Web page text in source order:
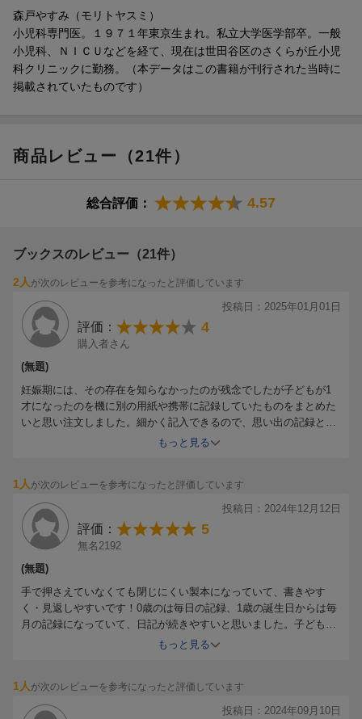
た。
いつの日かお子様が大人になり、巣立つとき、そっとこの本を渡
してあげてください。
妊娠がわかったとき、赤ちゃんが誕生したときの感動を記録
おなかの中の赤ちゃんとの日々を
10カ月間の旅のあいだに感じた妊娠がわかったときの気持ちやど
んなパパとママになりたいか？など、初心を忘れないよう今感じ
ている大切な気持ちを書きとめておきましょう。
いつか子どもに話してあげたい生まれた日のこと
待ちに待った赤ちゃんに会うことができた日。
はじめて赤ちゃんを見たときの気持ちや生まれたときの思い出な
ど、たくさん頑張ったあなたの出産ストーリーと、小さな赤ちゃ
んと過ごすあたたかな日々を、書きとめておきましょう。
0歳から12歳までの日々の成長を記録
見開きの週間カレンダーは毎日の授乳や排泄など細かく記録した
り、悩みや感じたことを自由に書き込めます。
★妊娠期の思い出を記録
妊娠がわかったときのうれしい気持ち、おなかのベビーとすごし
た日々、妊婦検診の記録、
ベビーのお名前候補、出産準備リストなど、使えるフォーマット
★誕生時の感動を自分らしく記録
出産までのエピソード、その日の印象的なできごとなど、自分や
マットをご用意。毎日刻々と変わる0歳児ベビーの成長を楽しく書
★1歳から3歳までは月ごとに4歳から12歳までは1年ごとに成長を
記録
思わず笑ってしまったこと、日々の小さな発見、そのときのお気
に入りなどをどんどん書いていきましょう。
★はじめて「できた! 」記念日や行事などを記録できるメモリアル
ページ
笑った、立った、しゃべった……はじめての瞬間は残しておきた
を写真とともに残すページもご用意。
★ストレスフリーな本文用紙と製本
裏写りしない用紙と、ひらいたときにパタンと水平になる手帳製
さまざまなペンで自由に書き込んだり、写真を貼ったりと、あな
ただけの手帳に。
☆SNS「#12年母子手帳」で、ぜひ感想や使い方を教えてくださ
森戸やすみ（モリトヤスミ）
小児科専門医。１９７１年東京生まれ。私立大学医学部卒。一般
小児科、ＮＩＣＵなどを経て、現在は世田谷区のさくらが丘小児
科クリニックに勤務。（本データはこの書籍が刊行された当時に
掲載されていたものです）
商品レビュー（21件）
総合評価： 4.57
ブックスのレビュー（21件）
2人 が次のレビューを参考になったと評価しています
投稿日：2025年01月01日
評価： 4
購入者さん
(無題)
妊娠期には、その存在を知らなかったのが残念でしたが子どもが1
才になったのを機に別の用紙や携帯に記録していたものをまとめた
いと思い注文しました。細かく記入できるので、思い出の記録とし
もっと見る
1人 が次のレビューを参考になったと評価しています
投稿日：2024年12月12日
評価： 5
無名2192
(無題)
手で押さえていなくても閉じにくい製本になっていて、書きやす
く・見返しやすいです！0歳のは毎日の記録、1歳の誕生日からは毎
月の記録になっていて、日記が続きやすいと思いました。子どもが
大きくなったときに渡して喜んでもらえると嬉しいです。
もっと見る
1人 が次のレビューを参考になったと評価しています
投稿日：2024年09月10日